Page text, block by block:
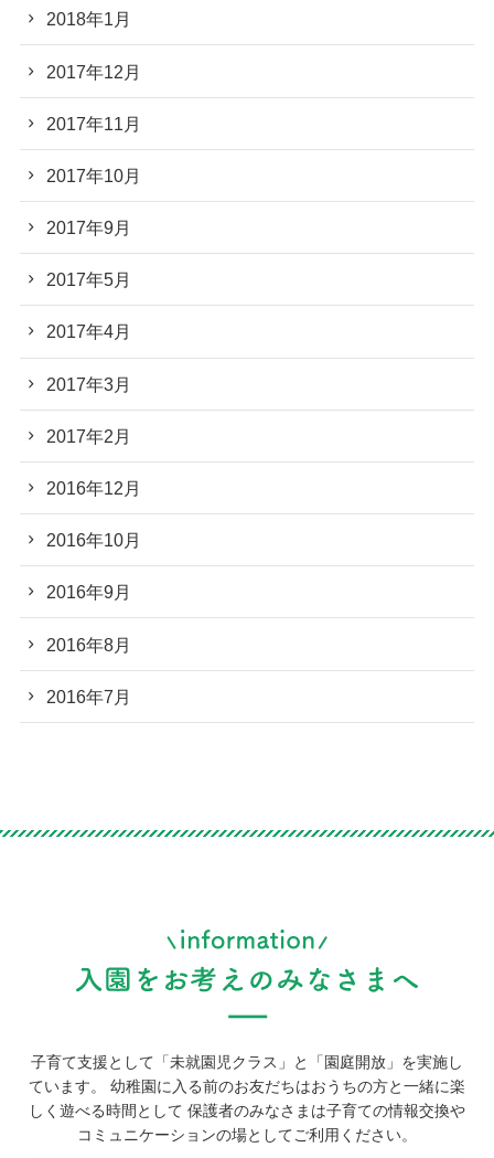
2018年1月
2017年12月
2017年11月
2017年10月
2017年9月
2017年5月
2017年4月
2017年3月
2017年2月
2016年12月
2016年10月
2016年9月
2016年8月
2016年7月
子育て支援として「未就園児クラス」と「園庭開放」を実施し
ています。
幼稚園に入る前のお友だちはおうちの方と一緒に楽
しく遊べる時間として 保護者のみなさまは子育ての情報交換や
コミュニケーションの場としてご利用ください。